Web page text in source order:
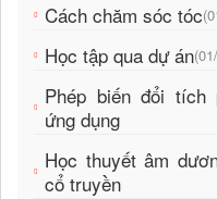
Cách chăm sóc tóc
Học tập qua dự án
Phép biến đổi
ứng dụng
Học thuyết âm
cổ truyền